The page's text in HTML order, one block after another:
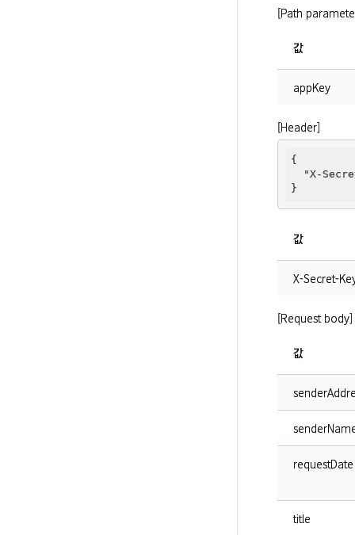
[Path
값
appKey
[Header]
{
"X-
값
X-Secret-
[Request body]
값
requestDate
title